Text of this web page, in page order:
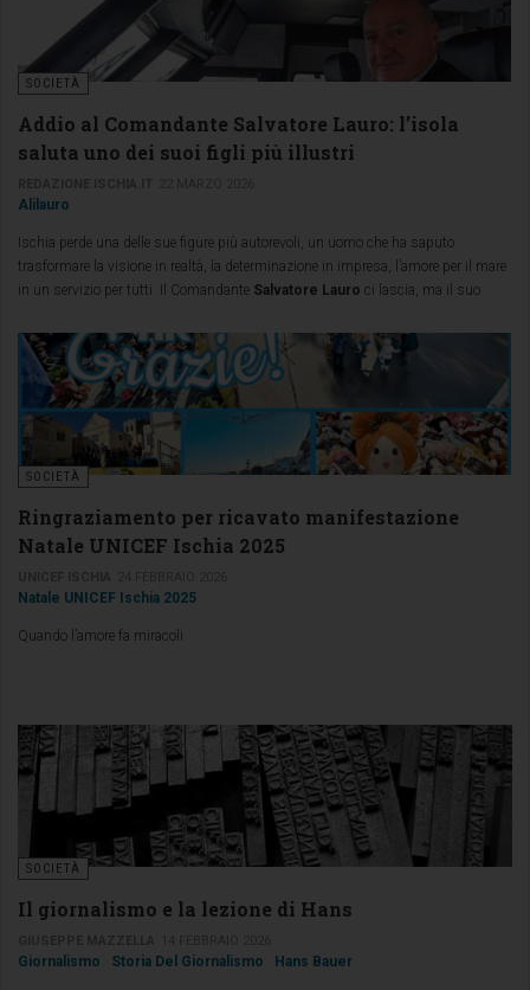
SOCIETÀ
Addio al Comandante Salvatore Lauro: l’isola
saluta uno dei suoi figli più illustri
Alilauro
Ischia perde una delle sue figure più autorevoli, un uomo che ha saputo
trasformare la visione in realtà, la determinazione in impresa, l’amore per il mare
in un servizio per tutti. Il Comandante Salvatore Lauro ci lascia, ma il suo
avuto il privilegio di conoscerlo.
SOCIETÀ
Ringraziamento per ricavato manifestazione
Natale UNICEF Ischia 2025
Natale UNICEF Ischia 2025
Quando l’amore fa miracoli
SOCIETÀ
Il giornalismo e la lezione di Hans
Giornalismo Storia Del Giornalismo Hans Bauer